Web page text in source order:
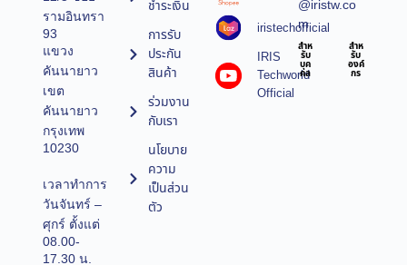
รามอินทรา
93
แขวง
คันนายาว
เขต
คันนายาว
กรุงเทพ
10230
เวลาทำการ
วันจันทร์ –
ศุกร์ ตั้งแต่
08.00-
17.30 น.
ชำระเงิน
การรับ
ประกัน
สินค้า
ร่วมงาน
กับเรา
นโยบาย
ความ
เป็นส่วน
ตัว
iristechofficial
IRIS
Techworld
Official
@iristw.co
m
สำห
รับ
บุค
คล
สำห
รับ
องค์
กร